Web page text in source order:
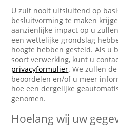
U zult nooit uitsluitend op
besluitvorming te maken
aanzienlijke impact op u
een wettelijke grondslag
hoogte hebben gesteld. Als u
soort verwerking, kunt u
privacyformulier. We zullen
beoordelen en/of u meer
hoe een dergelijke
genomen.
Hoelang wij uw